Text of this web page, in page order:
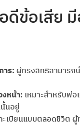
ข้อเสีย มี
าร: ผู้ทรงสิทธิสามารถน
งหน้า: เหมาะสำหรับพ่
นอยู่
เบียนแบบตลอดชีวิต ผู้